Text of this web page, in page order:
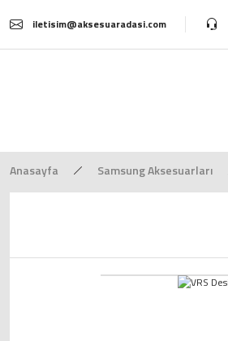
iletisim@aksesuaradasi.com
Anasayfa Samsung Aksesuarları